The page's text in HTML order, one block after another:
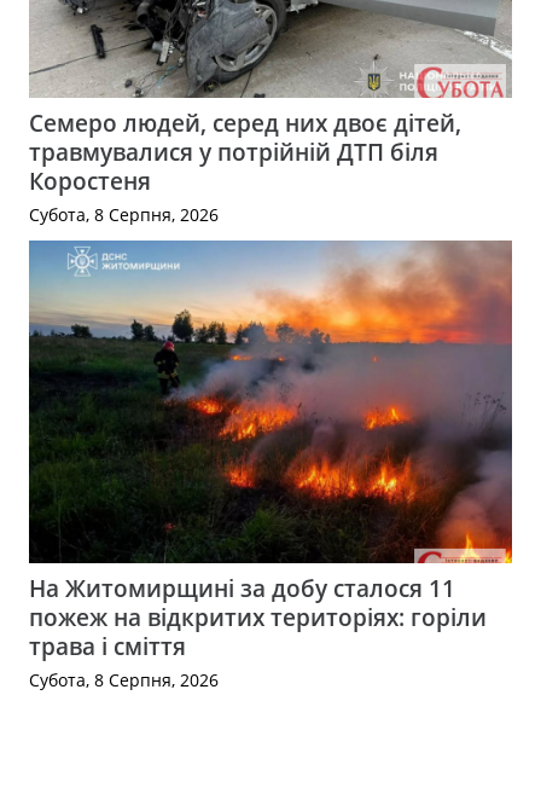
Семеро людей, серед них двоє дітей,
травмувалися у потрійній ДТП біля
Коростеня
Субота, 8 Серпня, 2026
На Житомирщині за добу сталося 11
пожеж на відкритих територіях: горіли
трава і сміття
Субота, 8 Серпня, 2026